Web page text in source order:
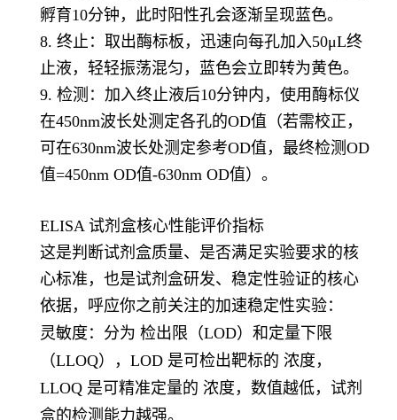
孵育10分钟，此时阳性孔会逐渐呈现蓝色。
8. 终止：取出酶标板，迅速向每孔加入50μL终
止液，轻轻振荡混匀，蓝色会立即转为黄色。
9. 检测：加入终止液后10分钟内，使用酶标仪
在450nm波长处测定各孔的OD值（若需校正，
可在630nm波长处测定参考OD值，最终检测OD
值=450nm OD值-630nm OD值）。
ELISA 试剂盒核心性能评价指标
这是判断试剂盒质量、是否满足实验要求的核
心标准，也是试剂盒研发、稳定性验证的核心
依据，呼应你之前关注的加速稳定性实验：
灵敏度 ：分为 检出限（LOD）和定量下限
（LLOQ），LOD 是可检出靶标的 浓度，
LLOQ 是可精准定量的 浓度，数值越低，试剂
盒的检测能力越强。